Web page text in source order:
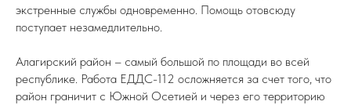
экстренные службы одновременно. Помощь отовсюду
поступает незамедлительно.
Алагирский район – самый большой по площади во всей
республике. Работа ЕДДС-112 осложняется за счет того, что
район граничит с Южной Осетией и через его территорию